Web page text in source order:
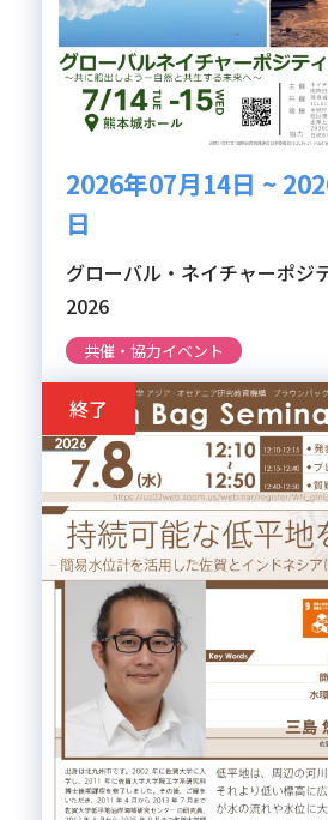
2026年07月14日 ~
日
グローバル・ネイチャーポジ
2026
共催・協力イベント
終了